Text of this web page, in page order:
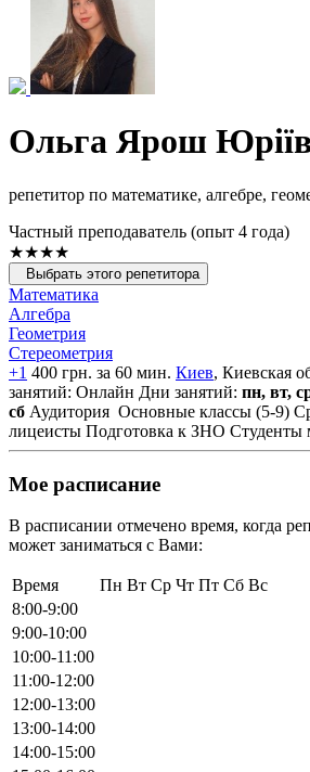
Ольга Ярош
репетитор по математике, алгебре,
Частный преподаватель (опыт 4 года)
★★★★
Выбрать этого репетитора
Математика
Алгебра
Геометрия
Стереометрия
+1 400 грн. за 60 мин. Киев, Киевская
занятий: Онлайн Дни занятий: пн, вт,
сб Аудитория Основные классы (5-9)
лицеисты Подготовка к ЗНО Студенты
Мое расписание
В расписании отмечено время, когда
может заниматься с Вами:
Время Пн Вт Ср Чт Пт Сб Вс
8:00-9:00
9:00-10:00
10:00-11:00
11:00-12:00
12:00-13:00
13:00-14:00
14:00-15:00